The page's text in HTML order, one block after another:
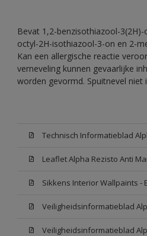
Bevat 1,2-benzisothiazool-
octyl-2H-isothiazool-3-on en 2-
Kan een allergische reactie
verneveling kunnen gevaarlijke
worden gevormd. Spuitnevel niet
Leaflet Alpha Rezisto Anti